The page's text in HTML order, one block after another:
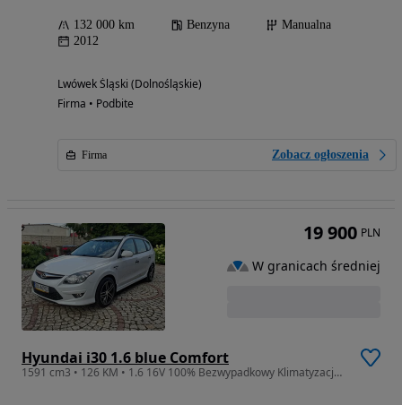
132 000 km Benzyna
Manualna
2012
Lwówek Śląski (Dolnośląskie)
Firma • Podbite
Firma Zobacz ogłoszenia
Hyundai i30 1.6 blue Comfort
1591 cm3 • 126 KM • 1.6 16V 100% Bezwypadkowy Klimatyzacja Alufelgi Stan Idealny !!!
19 900 PLN
W granicach średniej